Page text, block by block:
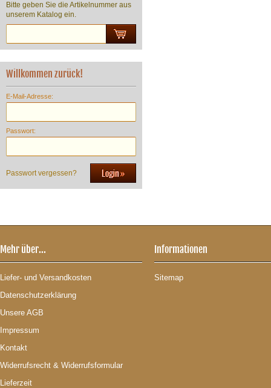
Bitte geben Sie die Artikelnummer aus
unserem Katalog ein.
Willkommen zurück!
E-Mail-Adresse:
Passwort:
Passwort vergessen?
Mehr über...
Liefer- und Versandkosten
Datenschutzerklärung
Unsere AGB
Impressum
Kontakt
Widerrufsrecht & Widerrufsformular
Lieferzeit
Informationen
Sitemap